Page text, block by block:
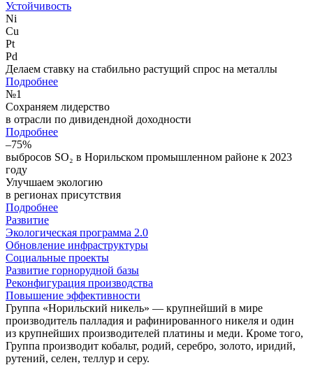
Устойчивость
Ni
Cu
Pt
Pd
Делаем ставку на стабильно растущий спрос на металлы
Подробнее
№1
Сохраняем лидерство
в отрасли по дивидендной доходности
Подробнее
–75%
выбросов SO₂ в Норильском промышленном районе к 2023
году
Улучшаем экологию
в регионах присутствия
Подробнее
Развитие
Экологическая программа 2.0
Обновление инфраструктуры
Социальные проекты
Развитие горнорудной базы
Реконфигурация производства
Повышение эффективности
Группа «Норильский никель» — крупнейший в мире
производитель палладия и рафинированного никеля и один
из крупнейших производителей платины и меди. Кроме того,
Группа производит кобальт, родий, серебро, золото, иридий,
рутений, селен, теллур и серу.